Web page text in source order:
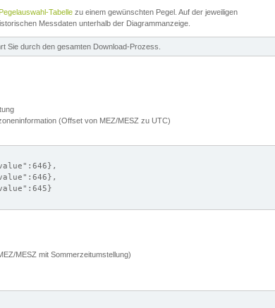
Pegelauswahl-Tabelle zu einem gewünschten Pegel. Auf der jeweiligen
Messdaten unterhalb der Diagrammanzeige.
Sie durch den gesamten Download-Prozess.
(Offset von MEZ/MESZ zu UTC)
MESZ mit Sommerzeitumstellung)